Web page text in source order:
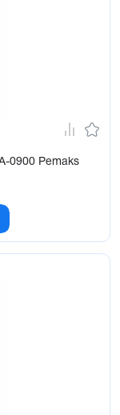
0900 Pemaks